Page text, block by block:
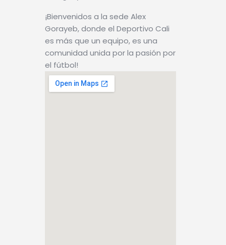
¡Bienvenidos a la sede Alex
Gorayeb, donde el Deportivo Cali
es más que un equipo, es una
comunidad unida por la pasión por
el fútbol!